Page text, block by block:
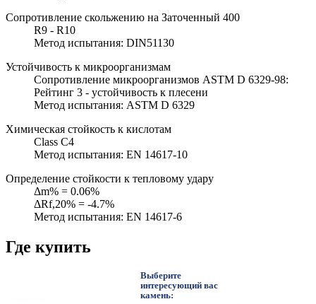
Сопротивление скольжению на Заточенный 400
R9 - R10
Метод испытания: DIN51130
Устойчивость к микроорганизмам
Сопротивление микроорганизмов ASTM D 6329-98:
Рейтинг 3 - устойчивость к плесени
Метод испытания: ASTM D 6329
Химическая стойкость к кислотам
Class C4
Метод испытания: EN 14617-10
Определение стойкости к тепловому удару
Δm% = 0.06%
ΔRf,20% = -4.7%
Метод испытания: EN 14617-6
Где купить
Выберите
интересующий вас
камень: